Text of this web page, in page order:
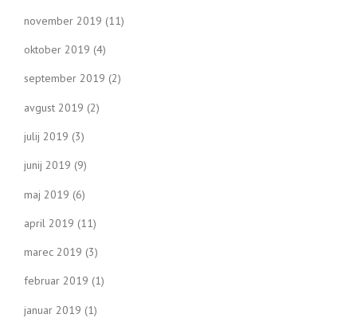
november 2019 (11)
oktober 2019 (4)
september 2019 (2)
avgust 2019 (2)
julij 2019 (3)
junij 2019 (9)
maj 2019 (6)
april 2019 (11)
marec 2019 (3)
februar 2019 (1)
januar 2019 (1)